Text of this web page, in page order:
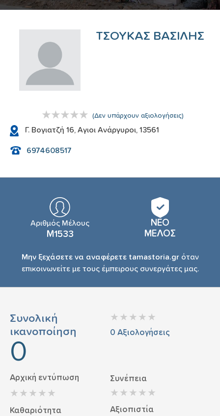
ΤΣΟΥΚΑΣ ΒΑΣΙΛΗΣ
(Δεν υπάρχουν αξιολογήσεις)
Γ. Βογιατζή 16, Αγιοι Ανάργυροι, 13561
6974608517
Αριθμός Μέλους
Μ1533
ΝΕΟ
ΜΕΛΟΣ
Μην ξεχάσετε να αναφέρετε tamastoria.gr όταν
επικοινωνείτε με τους έμπειρους συνεργάτες μας.
Συνολική
ικανοποίηση
0
0 Αξιολογήσεις
Αρχική εντύπωση Συνέπεια
Καθαριότητα Αξιοπιστία